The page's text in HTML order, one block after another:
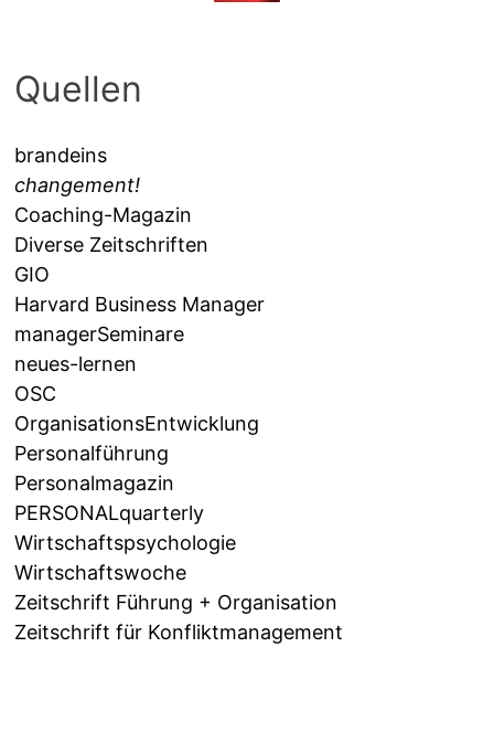
Quellen
brandeins
changement!
Coaching-Magazin
Diverse Zeitschriften
GIO
Harvard Business Manager
managerSeminare
neues-lernen
OSC
OrganisationsEntwicklung
Personalführung
Personalmagazin
PERSONALquarterly
Wirtschaftspsychologie
Wirtschaftswoche
Zeitschrift Führung + Organisation
Zeitschrift für Konfliktmanagement